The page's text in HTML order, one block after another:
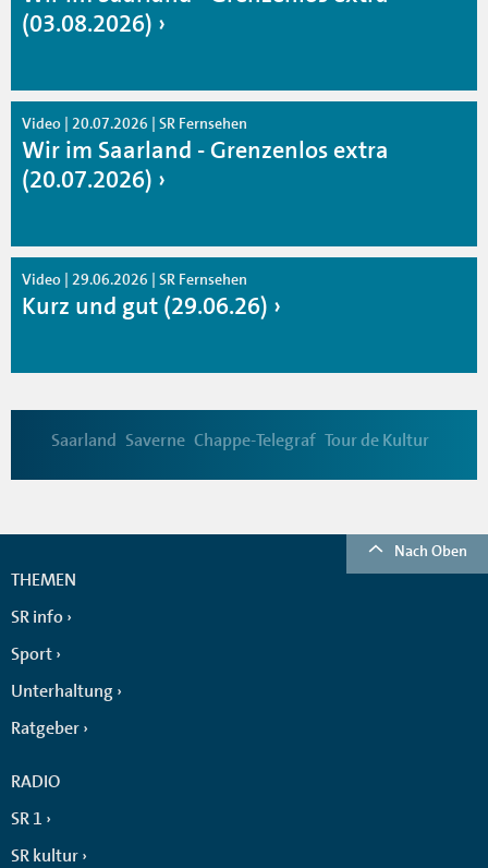
(03.08.2026)
Video | 20.07.2026 | SR Fernsehen
Wir im Saarland - Grenzenlos extra
(20.07.2026)
Video | 29.06.2026 | SR Fernsehen
Kurz und gut (29.06.26)
Saarland Saverne Chappe-Telegraf Tour de Kultur
Nach Oben
THEMEN
SR info
Sport
Unterhaltung
Ratgeber
RADIO
SR 1
SR kultur